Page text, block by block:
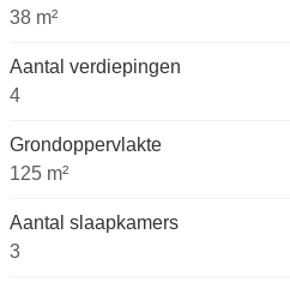
38 m²
Aantal verdiepingen
4
Grondoppervlakte
125 m²
Aantal slaapkamers
3